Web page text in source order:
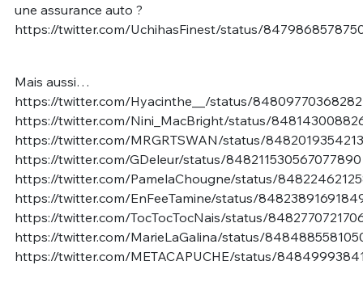
une assurance auto ?
https://twitter.com/UchihasFinest/status/
Mais aussi…
https://twitter.com/Hyacinthe__/status/
https://twitter.com/Nini_MacBright/status/
https://twitter.com/MRGRTSWAN/status/
https://twitter.com/GDeleur/status/848211530567077890
https://twitter.com/PamelaChougne/status/
https://twitter.com/EnFeeTamine/status/
https://twitter.com/TocTocTocNais/status/
https://twitter.com/MarieLaGalina/status/
https://twitter.com/METACAPUCHE/status/